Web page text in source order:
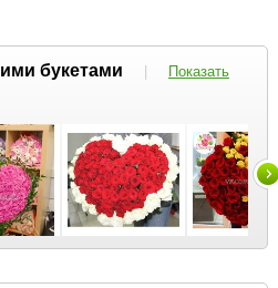
букетами |
Показать